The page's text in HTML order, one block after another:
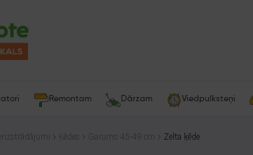
Remontam Dārzam Viedpulksteņi
Ķēdes Garums 45-49 cm Zelta ķēde